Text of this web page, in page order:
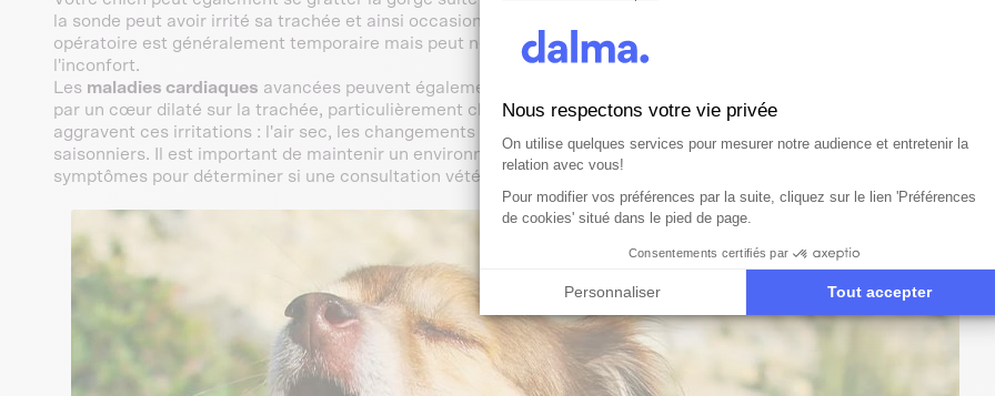
la sonde peut avoir irrité sa trachée et ainsi occasionner une gêne les jours suivants. Cette irritation post-
opératoire est généralement temporaire mais peut nécessiter un traitement symptomatique pour soulager
l'inconfort.
Les maladies cardiaques avancées peuvent également provoquer une toux d'irritation due à la pression exercée
par un cœur dilaté sur la trachée, particulièrement chez leschiens âgés. Certains facteurs environnementaux
aggravent ces irritations : l'air sec, les changements brusques de température ou l'exposition à des allergènes
saisonniers. Il est important de maintenir un environnement sain pour votre animal et de surveiller l'évolution des
symptômes pour déterminer si une consultation vétérinaire s'impose.
Nous respectons votre vie privée
Plateforme de Gestion du
On utilise quelques services pour mesurer notre audience et entretenir la
relation avec vous!
Pour modifier vos préférences par la suite, cliquez sur le lien 'Préférences
de cookies' situé dans le pied de page.
Consentements certifiés par
Personnaliser Tout accepter